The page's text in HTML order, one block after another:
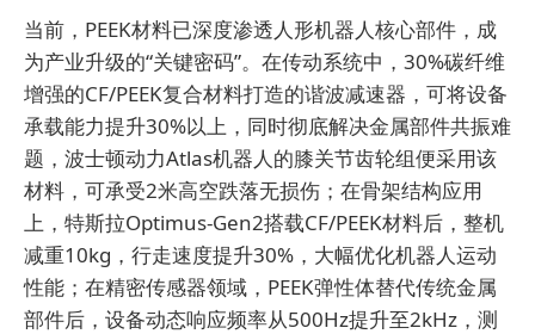
当前，PEEK材料已深度渗透人形机器人核心部件，成
为产业升级的“关键密码”。在传动系统中，30%碳纤维
增强的CF/PEEK复合材料打造的谐波减速器，可将设备
承载能力提升30%以上，同时彻底解决金属部件共振难
题，波士顿动力Atlas机器人的膝关节齿轮组便采用该
材料，可承受2米高空跌落无损伤；在骨架结构应用
上，特斯拉Optimus-Gen2搭载CF/PEEK材料后，整机
减重10kg，行走速度提升30%，大幅优化机器人运动
性能；在精密传感器领域，PEEK弹性体替代传统金属
部件后，设备动态响应频率从500Hz提升至2kHz，测